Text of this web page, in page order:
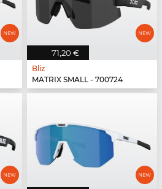
71,20 €
Bliz
MATRIX SMALL - 700724